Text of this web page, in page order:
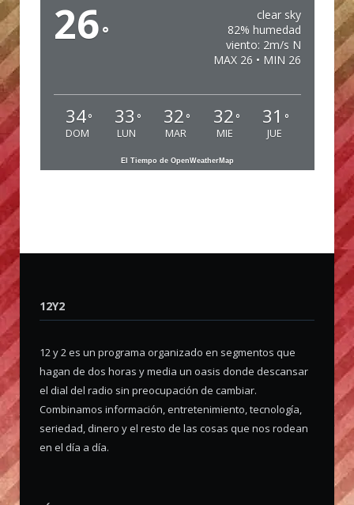
26°
clear sky
82% humedad
viento: 2m/s N
MAX 26 • MIN 26
34°
DOM
33 °
LUN
32 °
MAR
32 °
MIE
31 °
JUE
El Tiempo de OpenWeatherMap
12Y2
12 y 2 es un programa organizado en segmentos que
hagan de dos horas y media un oasis donde descansar
el dial del radio sin preocupación de cambiar.
Combinamos información, entretenimiento, tecnología,
seriedad, dinero y el resto de las cosas que nos rodean
en el día a día.